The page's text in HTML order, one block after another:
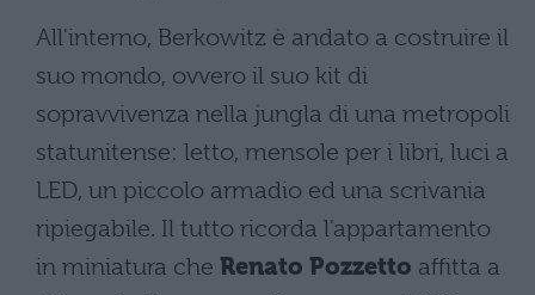
All'interno, Berkowitz è andato a costruire il
suo mondo, ovvero il suo kit di
sopravvivenza nella jungla di una metropoli
statunitense: letto, mensole per i libri, luci a
LED, un piccolo armadio ed una scrivania
ripiegabile. Il tutto ricorda l'appartamento
in miniatura che Renato Pozzetto affitta a